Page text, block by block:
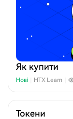
Як купити
Нові HTX Learn
Токени